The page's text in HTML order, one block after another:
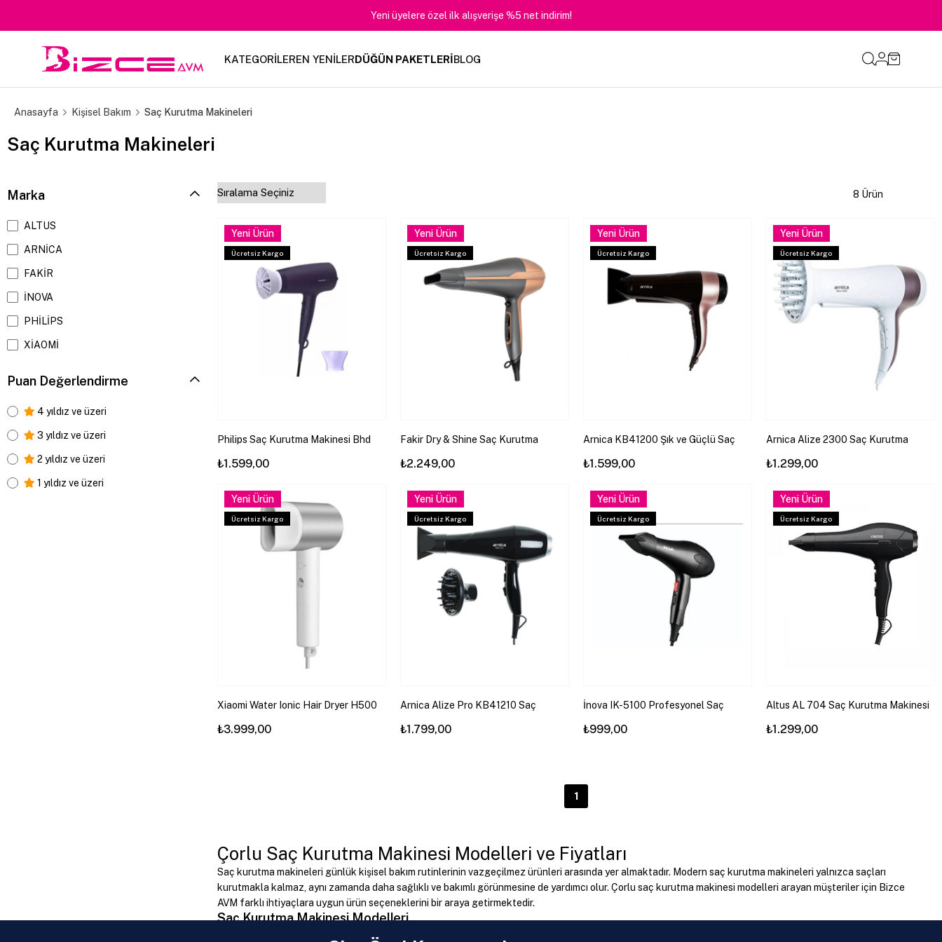
Yeni üyelere özel ilk alışverişe %5 net indirim!
KATEGORİLEREN YENİLERDÜĞÜN PAKETLERİBLOG
Anasayfa Kişisel Bakım Saç Kurutma Makineleri
Saç Kurutma Makineleri
Marka
ALTUS
ARNİCA
FAKİR
İNOVA
PHİLİPS
XİAOMİ
Puan Değerlendirme
4 yıldız ve üzeri
3 yıldız ve üzeri
2 yıldız ve üzeri
1 yıldız ve üzeri
8 Ürün
Philips Saç Kurutma Makinesi Bhd
Hız Ayarı 2100 W
₺1.599,00
Yeni Ürün
Ücretsiz Kargo
Fakir Dry & Shine Saç Kurutma
₺2.249,00
Yeni Ürün
Ücretsiz Kargo
Arnica KB41200 Şık ve Güçlü Saç
₺1.599,00
Yeni Ürün
Ücretsiz Kargo
Arnica Alize 2300 Saç Kurutma
₺1.299,00
Yeni Ürün
Ücretsiz Kargo
Xiaomi Water Ionic Hair Dryer H500
₺3.999,00
Yeni Ürün
Ücretsiz Kargo
Arnica Alize Pro KB41210 Saç
₺1.799,00
Yeni Ürün
Ücretsiz Kargo
İnova IK-5100 Profesyonel Saç
₺999,00
Yeni Ürün
Ücretsiz Kargo
Altus AL 704 Saç Kurutma Makinesi
₺1.299,00
Yeni Ürün
Ücretsiz Kargo
1
Çorlu Saç Kurutma Makinesi Modelleri ve Fiyatları
Saç kurutma makineleri günlük kişisel bakım rutinlerinin vazgeçilmez ürünleri arasında yer almaktadır. Modern saç kurutma makineleri yalnızca saçları
kurutmakla kalmaz, aynı zamanda daha sağlıklı ve bakımlı görünmesine de yardımcı olur. Çorlu saç kurutma makinesi modelleri arayan müşteriler için Bizce
AVM farklı ihtiyaçlara uygun ürün seçeneklerini bir araya getirmektedir.
Saç Kurutma Makinesi Modelleri